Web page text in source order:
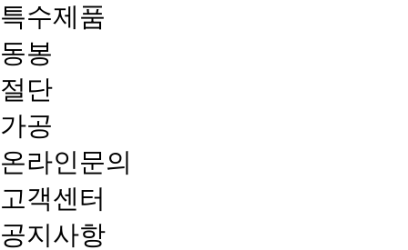
특수제품
동봉
절단
가공
온라인문의
고객센터
공지사항